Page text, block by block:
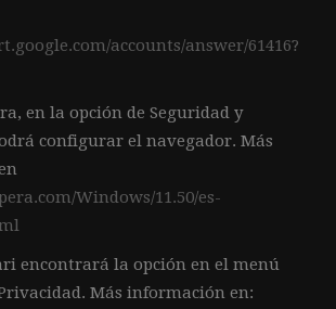
accounts/answer/61416?
en la opción de Seguridad y
configurar el navegador. Más
Windows/11.50/es-
encontrará la opción en el menú
Más información en: